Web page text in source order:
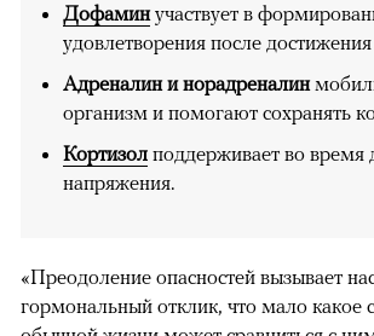
Дофаминучаствует в
удовлетворения после
Адреналин и норадреналин
организм и помогают сохранять
Кортизол поддерживает во время
напряжения.
«Преодоление опасностей вызывает
гормональный отклик, что мало какое